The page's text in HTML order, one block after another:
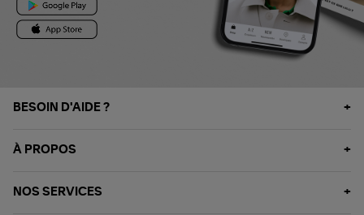
BESOIN D'AIDE ?
À PROPOS
NOS SERVICES